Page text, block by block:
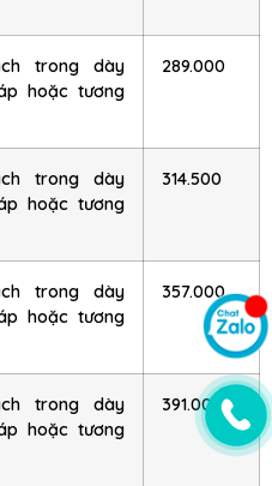
trong dày
hoặc tương
289.000
trong dày
hoặc tương
314.500
trong dày
hoặc tương
357.000
trong dày
hoặc tương
391.000